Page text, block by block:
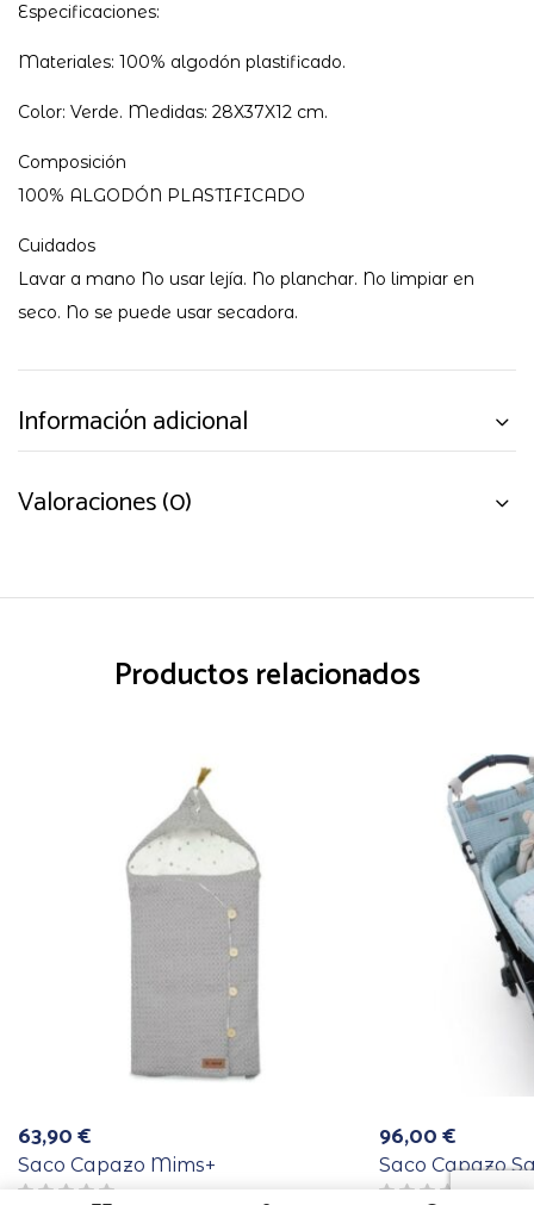
Especificaciones:
Materiales: 100% algodón plastificado.
Color: Verde. Medidas: 28X37X12 cm.
Composición
100% ALGODÓN PLASTIFICADO
Cuidados
Lavar a mano No usar lejía. No planchar. No limpiar en
seco. No se puede usar secadora.
Información adicional
Valoraciones (0)
Productos relacionados
63,90€
Saco Capazo Mims+
96,00€
Saco Capazo